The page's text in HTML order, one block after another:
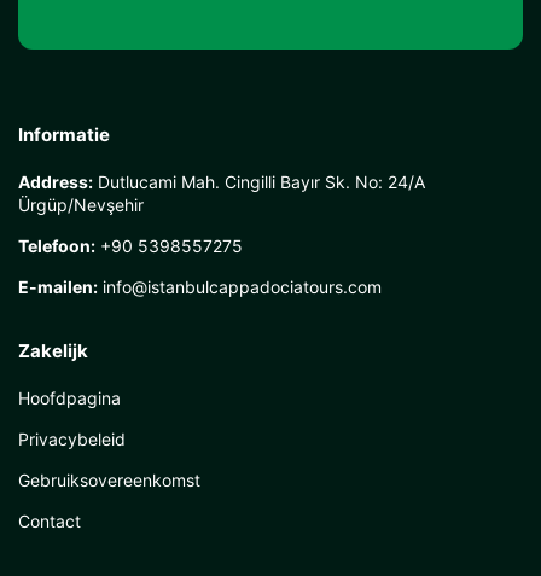
Informatie
Address: Dutlucami Mah. Cingilli Bayır Sk. No: 24/A
Ürgüp/Nevşehir
Telefoon: +90 5398557275
E-mailen: info@istanbulcappadociatours.com
Zakelijk
Hoofdpagina
Privacybeleid
Gebruiksovereenkomst
Contact